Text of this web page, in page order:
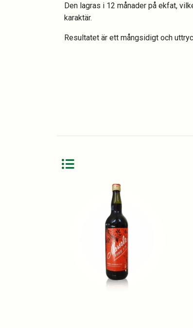
Den lagras i 12 månader på ekfat,
karaktär.
Resultatet är ett mångsidigt och